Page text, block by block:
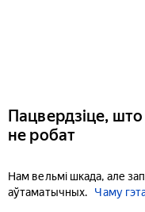
Пацвердзіце,
не робат
Нам вельмі шкада, але
аўтаматычных.
Чаму